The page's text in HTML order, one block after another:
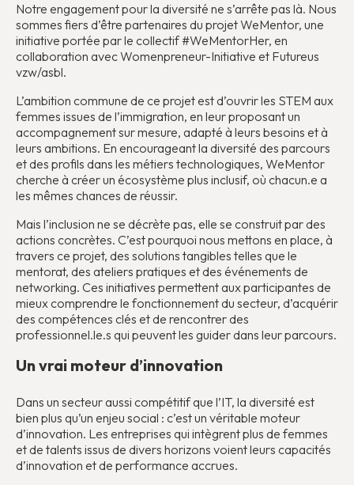
Notre engagement pour la diversité ne s’arrête pas là. Nous
sommes fiers d’être partenaires du projet WeMentor, une
initiative portée par le collectif #WeMentorHer, en
collaboration avec Womenpreneur-Initiative et Futureus
vzw/asbl.
L’ambition commune de ce projet est d’ouvrir les STEM aux
femmes issues de l’immigration, en leur proposant un
accompagnement sur mesure, adapté à leurs besoins et à
leurs ambitions. En encourageant la diversité des parcours
et des profils dans les métiers technologiques, WeMentor
cherche à créer un écosystème plus inclusif, où chacun.e a
les mêmes chances de réussir.
Mais l’inclusion ne se décrète pas, elle se construit par des
actions concrètes. C’est pourquoi nous mettons en place, à
travers ce projet, des solutions tangibles telles que le
mentorat, des ateliers pratiques et des événements de
networking. Ces initiatives permettent aux participantes de
mieux comprendre le fonctionnement du secteur, d’acquérir
des compétences clés et de rencontrer des
professionnel.le.s qui peuvent les guider dans leur parcours.
Un vrai moteur d’innovation
Dans un secteur aussi compétitif que l’IT, la diversité est
bien plus qu’un enjeu social : c’est un véritable moteur
d’innovation. Les entreprises qui intègrent plus de femmes
et de talents issus de divers horizons voient leurs capacités
d’innovation et de performance accrues.